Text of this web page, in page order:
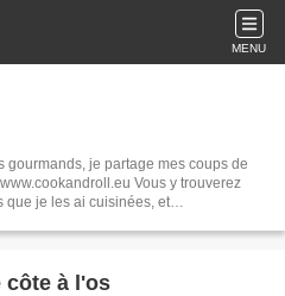
MENU
gourmands, je partage mes coups de
Vous y trouverez
que je les ai cuisinées, et
côte à l'os